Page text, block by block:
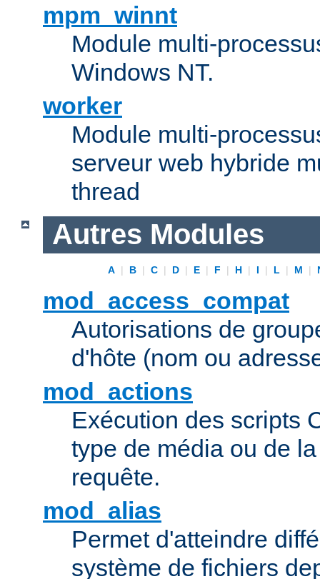
mpm_winnt
Module multi-
Windows NT.
worker
Module multi-
serveur web hybride
thread
Autres Modules
A | B | C | D | E | F | H | I | L | M |
mod_access_compat
Autorisations de
d'hôte (nom ou
mod_actions
Exécution des scripts
type de média ou de
requête.
mod_alias
Permet d'atteindre
système de fichiers